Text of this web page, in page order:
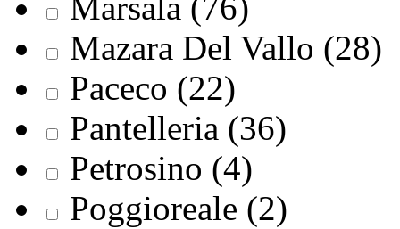
Mazara Del Vallo (28)
Paceco (22)
Pantelleria (36)
Petrosino (4)
Poggioreale (2)